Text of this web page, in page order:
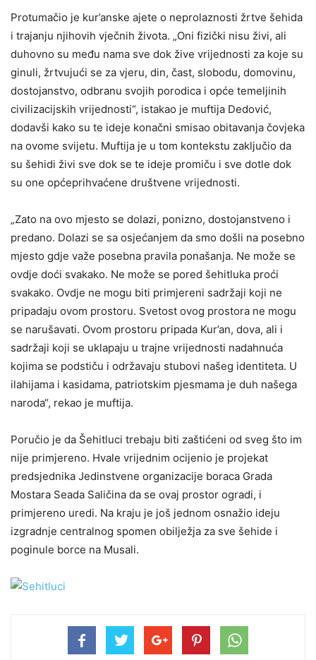
Protumačio je kur’anske ajete o neprolaznosti žrtve šehida
i trajanju njihovih vječnih života. „Oni fizički nisu živi, ali
duhovno su među nama sve dok žive vrijednosti za koje su
ginuli, žrtvujući se za vjeru, din, čast, slobodu, domovinu,
dostojanstvo, odbranu svojih porodica i opće temeljinih
civilizacijskih vrijednosti“, istakao je muftija Dedović,
dodavši kako su te ideje konačni smisao obitavanja čovjeka
na ovome svijetu. Muftija je u tom kontekstu zaključio da
su šehidi živi sve dok se te ideje promiču i sve dotle dok
su one općeprihvaćene društvene vrijednosti.
„Zato na ovo mjesto se dolazi, ponizno, dostojanstveno i
predano. Dolazi se sa osjećanjem da smo došli na posebno
mjesto gdje važe posebna pravila ponašanja. Ne može se
ovdje doći svakako. Ne može se pored šehitluka proći
svakako. Ovdje ne mogu biti primjereni sadržaji koji ne
pripadaju ovom prostoru. Svetost ovog prostora ne mogu
se narušavati. Ovom prostoru pripada Kur’an, dova, ali i
sadržaji koji se uklapaju u trajne vrijednosti nadahnuća
kojima se podstiču i održavaju stubovi našeg identiteta. U
ilahijama i kasidama, patriotskim pjesmama je duh našega
naroda“, rekao je muftija.
Poručio je da Šehitluci trebaju biti zaštićeni od sveg što im
nije primjereno. Hvale vrijednim ocijenio je projekat
predsjednika Jedinstvene organizacije boraca Grada
Mostara Seada Saličina da se ovaj prostor ogradi, i
primjereno uredi. Na kraju je još jednom osnažio ideju
izgradnje centralnog spomen obilježja za sve šehide i
poginule borce na Musali.